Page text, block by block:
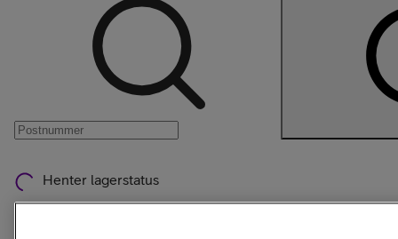
Henter lagerstatus